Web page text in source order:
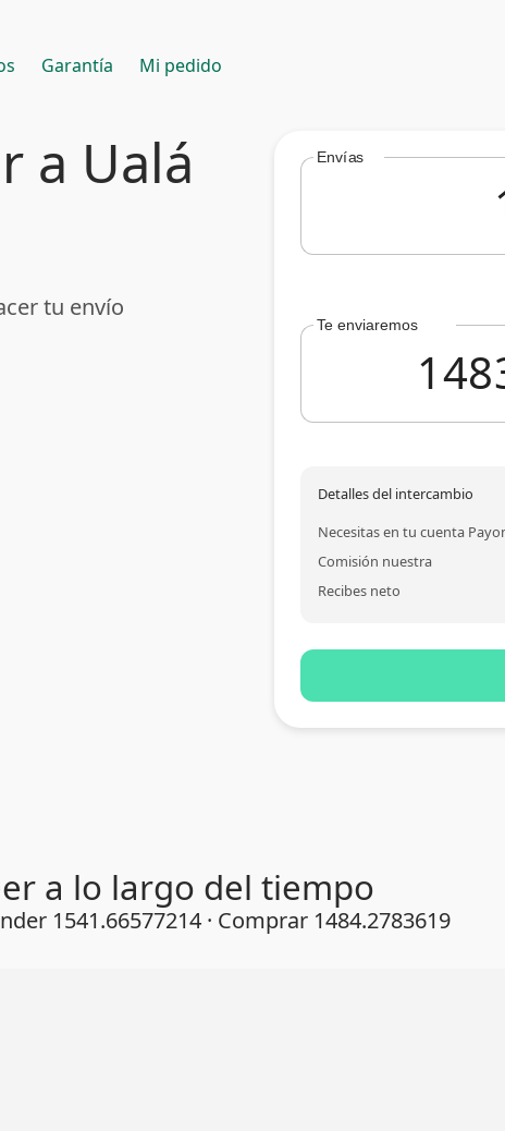
Garantía Mi pedido
a Ualá
tu envío
Envías
Te enviaremos
Detalles del intercambio
Necesitas en tu cuenta
Comisión nuestra
Recibes neto
a lo largo del tiempo
1541.66577214 · Comprar 1484.2783619